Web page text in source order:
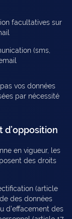
facultatives sur
(sms,
vos données
par nécessité
d’opposition
en vigueur, les
des droits
(article
des données
d’effacement des